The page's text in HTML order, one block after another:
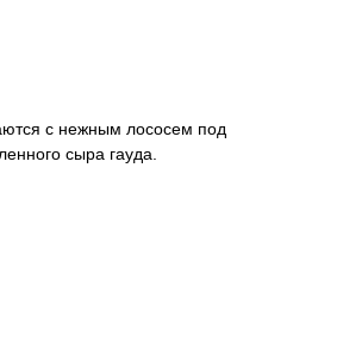
с нежным лососем под
сыра гауда.